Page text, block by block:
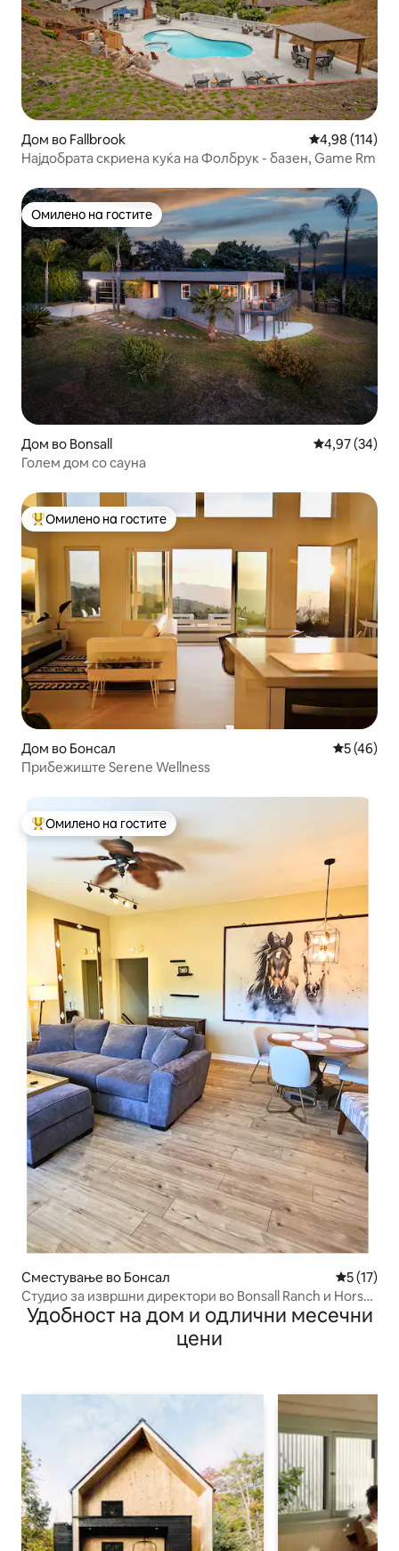
Дом во Fallbrook Просечна
4,98 (114)
Најдобрата скриена куќа на Фолбрук - базен, Game Rm
Омилено на гостите
Омилено на гостите
Дом во Bonsall Просечна
4,97 (34)
Голем дом со сауна
Меѓу најуспешните „Омилени на гостите“
Омилено на гостите
Дом во Бонсал Просечна
5 (46)
Прибежиште Serene Wellness
Меѓу најуспешните „Омилени на гостите“
Омилено на гостите
Сместување во Бонсал
5 (17)
Студио за извршни директори во Bonsall Ranch и Horse
Comm
Удобност на дом и одлични месечни
цени